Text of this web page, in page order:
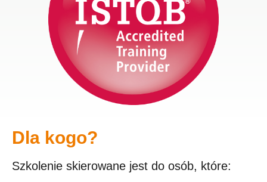
Dla kogo?
Szkolenie skierowane jest do osób, które: